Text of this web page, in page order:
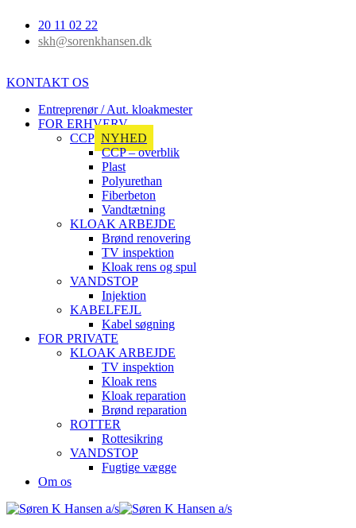
20 11 02 22
skh@sorenkhansen.dk
KONTAKT OS
Entreprenør / Aut. kloakmester
FOR ERHVERV
CCP NYHED
CCP – overblik
Plast
Polyurethan
Fiberbeton
Vandtætning
KLOAK ARBEJDE
Brønd renovering
TV inspektion
Kloak rens og spul
VANDSTOP
Injektion
KABELFEJL
Kabel søgning
FOR PRIVATE
KLOAK ARBEJDE
TV inspektion
Kloak rens
Kloak reparation
Brønd reparation
ROTTER
Rottesikring
VANDSTOP
Fugtige vægge
Om os